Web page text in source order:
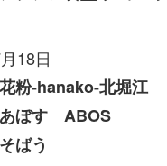
18日
花粉-hanako-北堀江
あぼす ABOS
そばう